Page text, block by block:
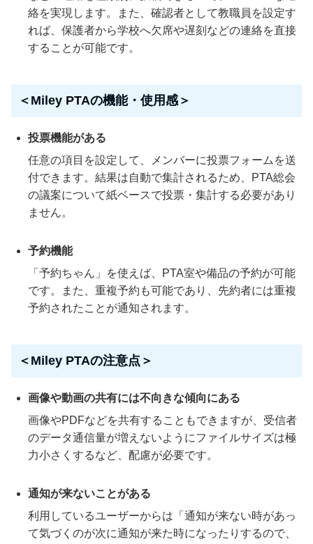
絡を実現します。また、確認者として教職員を設定す
れば、保護者から学校へ欠席や遅刻などの連絡を直接
することが可能です。
＜Miley PTAの機能・使用感＞
投票機能がある
任意の項目を設定して、メンバーに投票フォームを送
付できます。結果は自動で集計されるため、PTA総会
の議案について紙ベースで投票・集計する必要があり
ません。
予約機能
「予約ちゃん」を使えば、PTA室や備品の予約が可能
です。また、重複予約も可能であり、先約者には重複
予約されたことが通知されます。
＜Miley PTAの注意点＞
画像や動画の共有には不向きな傾向にある
画像やPDFなどを共有することもできますが、受信者
のデータ通信量が増えないようにファイルサイズは極
力小さくするなど、配慮が必要です。
通知が来ないことがある
利用しているユーザーからは「通知が来ない時があっ
て気づくのが次に通知が来た時になったりするので、